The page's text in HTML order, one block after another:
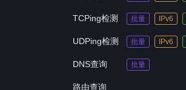
TCPing检测 批量 IPv6
UDPing检测 批量 IPv6
DNS查询 批量
路由查询